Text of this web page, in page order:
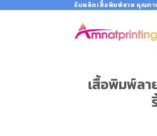
รับผลิตเสื้อพิมพ์ลาย คุณภา
เสื้อพิมพ์ล